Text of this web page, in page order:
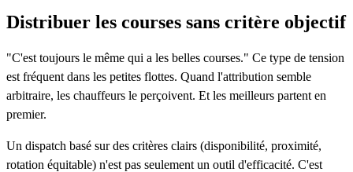
Distribuer les courses sans critère objectif
"C'est toujours le même qui a les belles courses." Ce type de tension
est fréquent dans les petites flottes. Quand l'attribution semble
arbitraire, les chauffeurs le perçoivent. Et les meilleurs partent en
premier.
Un dispatch basé sur des critères clairs (disponibilité, proximité,
rotation équitable) n'est pas seulement un outil d'efficacité. C'est